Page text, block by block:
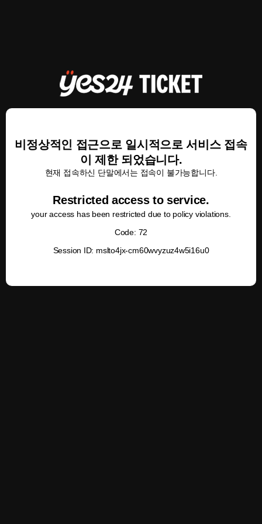
비정상적인 접근으로 일시적으로 서비스 접속
이 제한 되었습니다.
현재 접속하신 단말에서는 접속이 불가능합니다.
Restricted access to service.
your access has been restricted due to policy violations.
Code: 72
Session ID: mslto4jx-cm60wvyzuz4w5i16u0